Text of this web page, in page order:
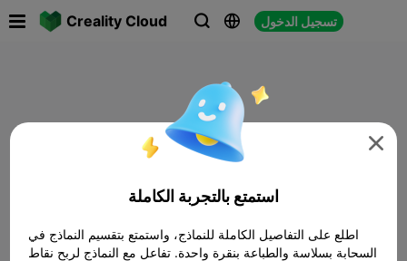
Creality Cloud   تسجيل الدخول

استمتع بالتجربة الكاملة
اطلع على التفاصيل الكاملة للنماذج، واستمتع بتقسيم النماذج في
السحابة بسلاسة والطباعة بنقرة واحدة. تفاعل مع النماذج لربح نقاط